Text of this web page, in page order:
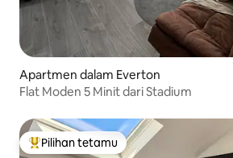
Apartmen dalam Everton
Flat Moden 5 Minit dari Stadium
Pilihan utama tetamu
Pilihan tetamu